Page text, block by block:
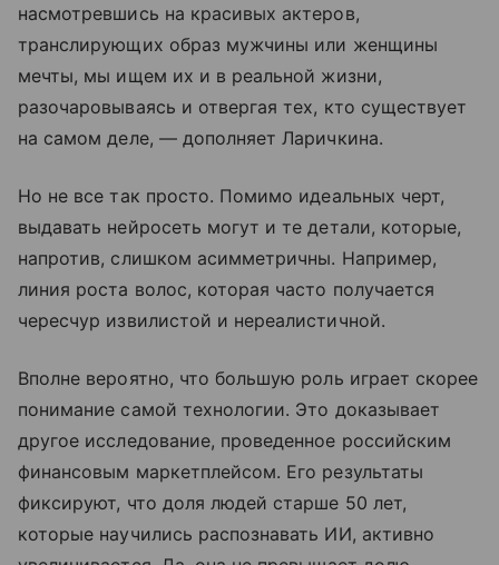
насмотревшись на красивых актеров,
транслирующих образ мужчины или женщины
мечты, мы ищем их и в реальной жизни,
разочаровываясь и отвергая тех, кто существует
на самом деле, — дополняет Ларичкина.
Но не все так просто. Помимо идеальных черт,
выдавать нейросеть могут и те детали, которые,
напротив, слишком асимметричны. Например,
линия роста волос, которая часто получается
чересчур извилистой и нереалистичной.
Вполне вероятно, что большую роль играет скорее
понимание самой технологии. Это доказывает
другое исследование, проведенное российским
финансовым маркетплейсом. Его результаты
фиксируют, что доля людей старше 50 лет,
которые научились распознавать ИИ, активно